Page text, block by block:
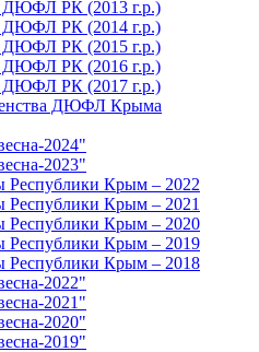
ДЮФЛ РК (2013 г.р.)
ДЮФЛ РК (2014 г.р.)
ДЮФЛ РК (2015 г.р.)
ДЮФЛ РК (2016 г.р.)
ДЮФЛ РК (2017 г.р.)
ДЮФЛ Крыма
2024"
2023"
Республики Крым – 2022
Республики Крым – 2021
Республики Крым – 2020
Республики Крым – 2019
Республики Крым – 2018
2022"
2021"
2020"
2019"